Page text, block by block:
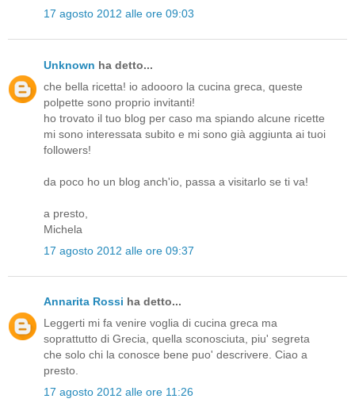
17 agosto 2012 alle ore 09:03
Unknown ha detto...
che bella ricetta! io adoooro la cucina greca, queste
polpette sono proprio invitanti!
ho trovato il tuo blog per caso ma spiando alcune ricette
mi sono interessata subito e mi sono già aggiunta ai tuoi
followers!
da poco ho un blog anch'io, passa a visitarlo se ti va!
a presto,
Michela
17 agosto 2012 alle ore 09:37
Annarita Rossi ha detto...
Leggerti mi fa venire voglia di cucina greca ma
soprattutto di Grecia, quella sconosciuta, piu' segreta
che solo chi la conosce bene puo' descrivere. Ciao a
presto.
17 agosto 2012 alle ore 11:26